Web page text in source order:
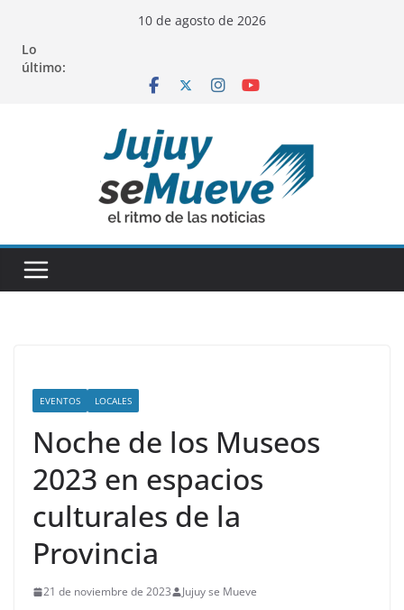
contenido
10 de agosto de 2026
Lo
último:
EVENTOS LOCALES
Noche de los Museos
2023 en espacios
culturales de la
Provincia
21 de noviembre de 2023 Jujuy se Mueve